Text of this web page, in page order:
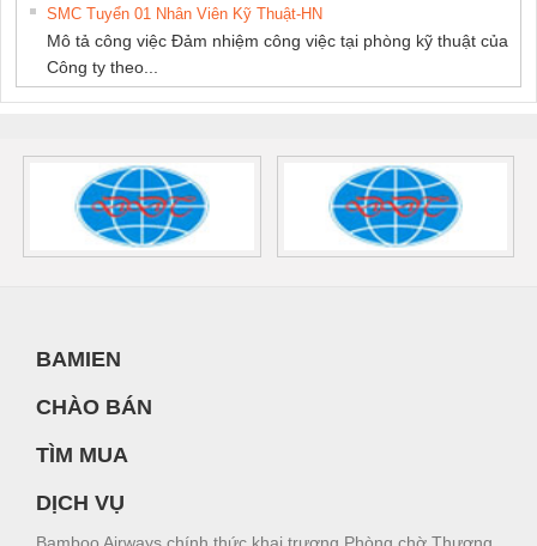
SMC Tuyển 01 Nhân Viên Kỹ Thuật-HN
Mô tả công việc Đảm nhiệm công việc tại phòng kỹ thuật của
Công ty theo...
BAMIEN
CHÀO BÁN
TÌM MUA
DỊCH VỤ